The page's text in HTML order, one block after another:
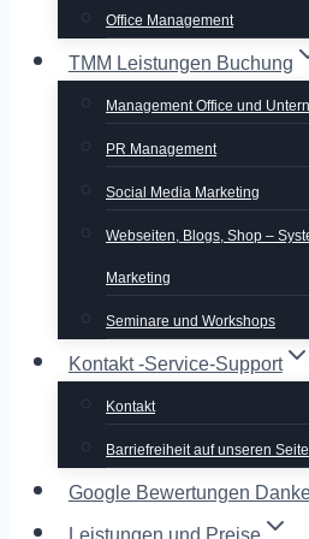
Office Management
TMM Leistungen Buchung
Management Office und
PR Management
Social Media Marketing
Webseiten, Blogs, Shop –
Marketing
Seminare und Workshops
Kontakt -Service-Support
Kontakt
Barriefreiheit auf unseren
Google Bewertungen
Leistungen und Preise